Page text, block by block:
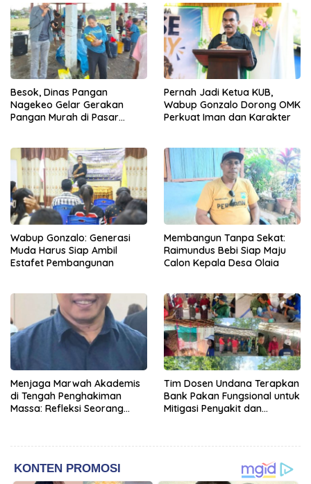
Besok, Dinas Pangan
Nagekeo Gelar Gerakan
Pangan Murah di Pasar
Pernah Jadi Ketua KUB,
Wabup Gonzalo Dorong OMK
Perkuat Iman dan Karakter
Wabup Gonzalo: Generasi
Muda Harus Siap Ambil
Estafet Pembangunan
Membangun Tanpa Sekat:
Raimundus Bebi Siap Maju
Calon Kepala Desa Olaia
Menjaga Marwah Akademis
di Tengah Penghakiman
Massa: Refleksi Seorang
Tim Dosen Undana Terapkan
Bank Pakan Fungsional untuk
Mitigasi Penyakit dan